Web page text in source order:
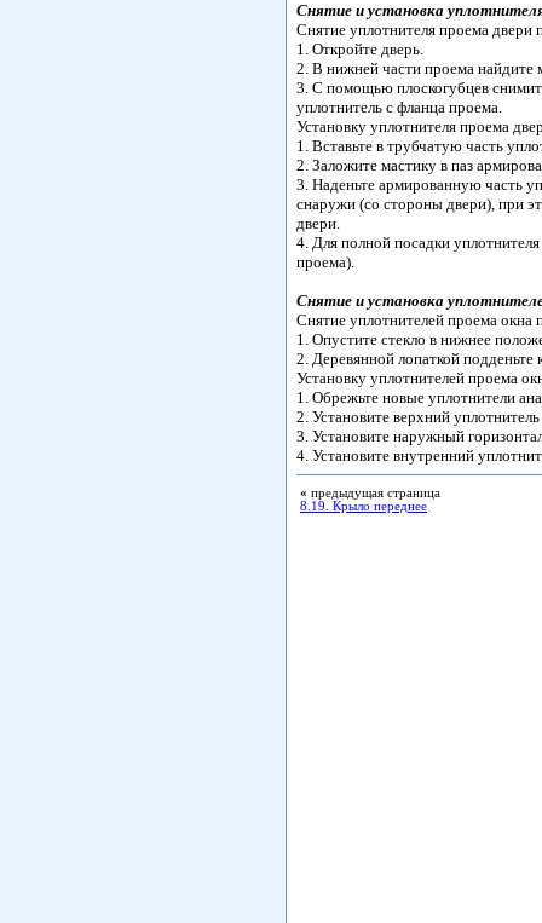
Снятие и установка
Снятие уплотнителя проема двери
1. Откройте дверь.
2. В нижней части проема найдите
3. С помощью плоскогубцев
уплотнитель с фланца проема.
Установку уплотнителя проема
1. Вставьте в трубчатую часть
2. Заложите мастику в паз
3. Наденьте армированную часть
снаружи (со стороны двери), при
двери.
4. Для полной посадки
проема).
Снятие и установка
Снятие уплотнителей проема
1. Опустите стекло в нижнее
2. Деревянной лопаткой подденьте
Установку уплотнителей проема
1. Обрежьте новые уплотнители
2. Установите верхний уплотнитель
3. Установите наружный
4. Установите внутренний
« предыдущая страница
8.19. Крыло переднее